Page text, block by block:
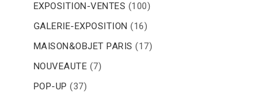
EXPOSITION-VENTES (100)
GALERIE-EXPOSITION (16)
MAISON&OBJET PARIS (17)
NOUVEAUTE (7)
POP-UP (37)